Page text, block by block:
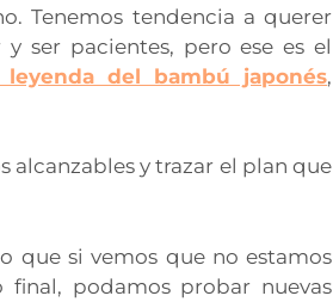
Tenemos tendencia a querer
ser pacientes, pero ese es el
leyenda del bambú japonés,
alcanzables y trazar el plan que
que si vemos que no estamos
podamos probar nuevas